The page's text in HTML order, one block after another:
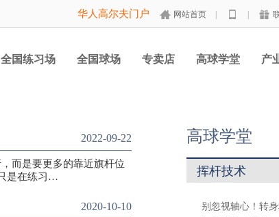
华人高尔夫门户 网站首页
全国练习场 全国球场 专卖店 高球学堂 产
2022-09-22
而是要更多的靠近旗杆位
是在练习…
2020-10-10
高球学堂
挥杆技术
别忽视轴心！转